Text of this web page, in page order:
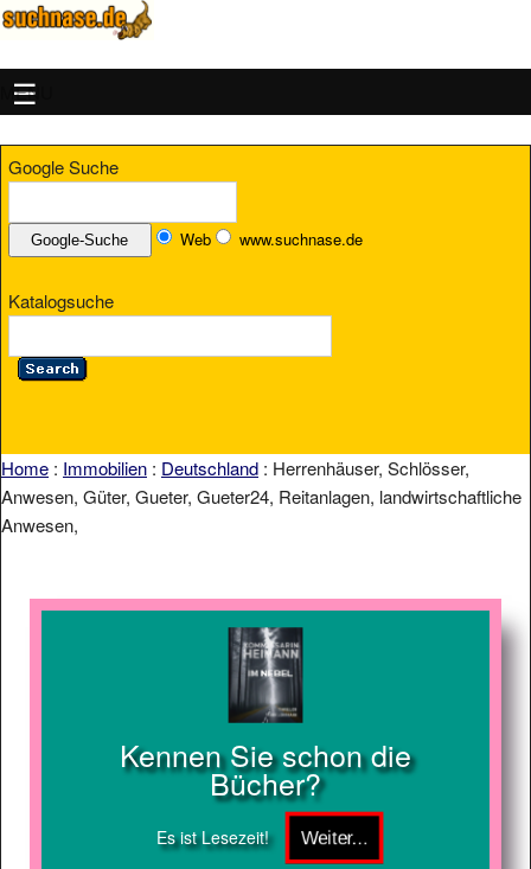
MENU
Google Suche
Web www.suchnase.de
Katalogsuche
Home : Immobilien : Deutschland : Herrenhäuser, Schlösser,
Anwesen, Güter, Gueter, Gueter24, Reitanlagen, landwirtschaftliche
Anwesen,
Kennen Sie schon die
Bücher?
Es ist Lesezeit!